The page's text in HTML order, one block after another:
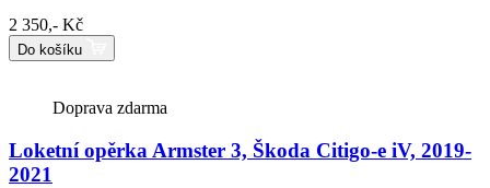
2 350,- Kč
Do košíku
Doprava zdarma
Loketní opěrka Armster 3, Škoda Citigo-e iV, 2019-
2021